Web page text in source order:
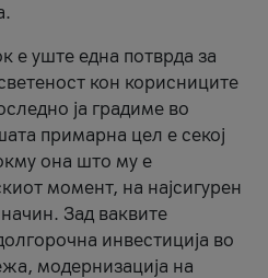
е уште една потврда за
кон корисниците
ја градиме во
примарна цел е секој
она што му е
момент, на најсигурен
Зад ваквите
инвестиција во
модернизација на